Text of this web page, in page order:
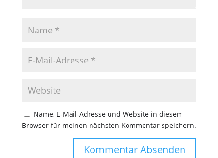
Name, E-Mail-Adresse und Website in diesem
Browser für meinen nächsten Kommentar speichern.